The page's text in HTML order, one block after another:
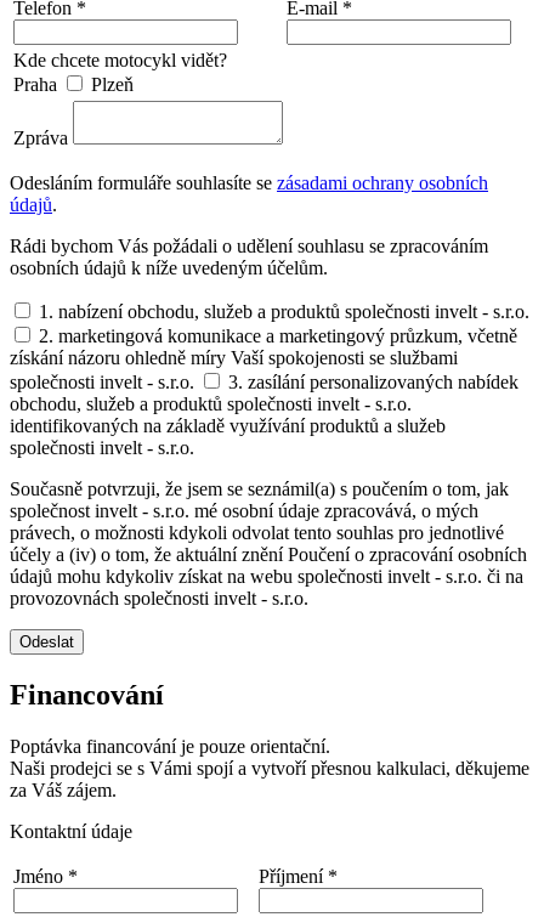
Telefon * E-mail *
Kde chcete motocykl vidět?
Praha
Plzeň
Zpráva
Odesláním formuláře souhlasíte se zásadami ochrany osobních
údajů.
Rádi bychom Vás požádali o udělení souhlasu se zpracováním
osobních údajů k níže uvedeným účelům.
1. nabízení obchodu, služeb a produktů společnosti invelt - s.r.o.
2. marketingová komunikace a marketingový průzkum, včetně
získání názoru ohledně míry Vaší spokojenosti se službami
společnosti invelt - s.r.o.
3. zasílání personalizovaných nabídek
obchodu, služeb a produktů společnosti invelt - s.r.o.
identifikovaných na základě využívání produktů a služeb
společnosti invelt - s.r.o.
Současně potvrzuji, že jsem se seznámil(a) s poučením o tom, jak
společnost invelt - s.r.o. mé osobní údaje zpracovává, o mých
právech, o možnosti kdykoli odvolat tento souhlas pro jednotlivé
účely a (iv) o tom, že aktuální znění Poučení o zpracování osobních
údajů mohu kdykoliv získat na webu společnosti invelt - s.r.o. či na
provozovnách společnosti invelt - s.r.o.
Odeslat
Financování
Poptávka financování je pouze orientační.
Naši prodejci se s Vámi spojí a vytvoří přesnou kalkulaci, děkujeme
za Váš zájem.
Kontaktní údaje
Jméno * Příjmení *